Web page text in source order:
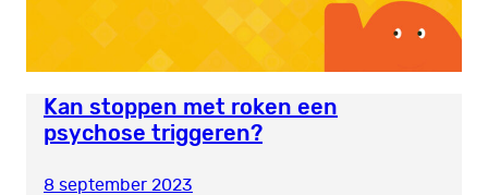
Kan stoppen met roken een
psychose triggeren?
8 september 2023